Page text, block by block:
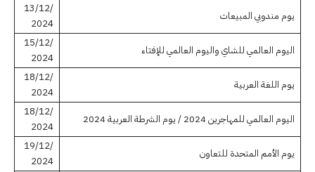
يوم مندوبي المبيعات
13/12/
2024
اليوم العالمي للشاي واليوم العالمي للإفتاء
15/12/
2024
يوم اللغة العربية
18/12/
2024
اليوم العالمي للمهاجرين 2024 / يوم الشرطة العربية 2024
18/12/
2024
يوم الأمم المتحدة للتعاون
19/12/
2024